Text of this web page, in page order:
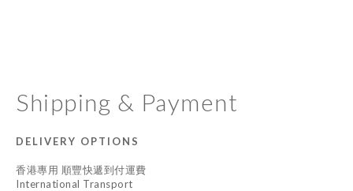
Shipping & Payment
DELIVERY OPTIONS
香港專用 順豐快遞到付運費
International Transport